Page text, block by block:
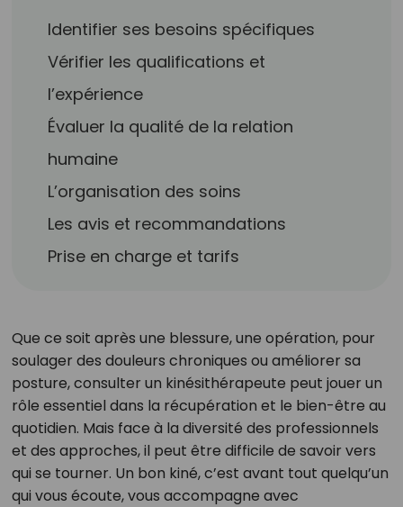
Identifier ses besoins spécifiques
Vérifier les qualifications et
l’expérience
Évaluer la qualité de la relation
humaine
L’organisation des soins
Les avis et recommandations
Prise en charge et tarifs
Que ce soit après une blessure, une opération, pour
soulager des douleurs chroniques ou améliorer sa
posture, consulter un kinésithérapeute peut jouer un
rôle essentiel dans la récupération et le bien-être au
quotidien. Mais face à la diversité des professionnels
et des approches, il peut être difficile de savoir vers
qui se tourner. Un bon kiné, c’est avant tout quelqu’un
qui vous écoute, vous accompagne avec